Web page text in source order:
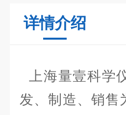
详情介绍
上海量壹科学
发、制造、销售